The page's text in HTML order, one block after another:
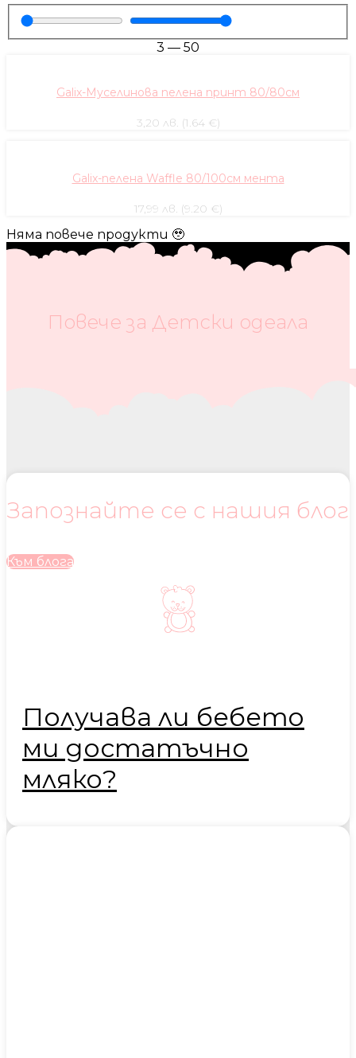
3 — 50
Galix-Муселинова пелена принт 80/80см
3,20 лв. (1.64 €)
Galix-пелена Waffle 80/100см мента
17,99 лв. (9.20 €)
Няма повече продукти 🥹
Повече за Детски одеaла
Запознайте се с нашия блог
Към блога
Получава ли бебето
ми достатъчно
мляко?